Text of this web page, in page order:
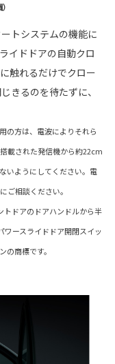
トシステムの機能に
イドドアの自動クロ
触れるだけでクロー
きるのを待たずに、
の方は、電波によりそれら
載された発信機から約22cm
いようにしてください。電
ご相談ください。
ドアのドアハンドルから半
ースライドドア開閉スイッ
商標です。